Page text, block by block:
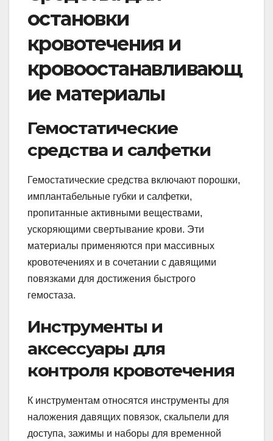
остановки
кровотечения и
кровоостанавливающ
ие материалы
Гемостатические
средства и салфетки
Гемостатические средства включают порошки,
имплантабельные губки и салфетки,
пропитанные активными веществами,
ускоряющими свертывание крови. Эти
материалы применяются при массивных
кровотечениях и в сочетании с давящими
повязками для достижения быстрого
гемостаза.
Инструменты и
аксессуары для
контроля кровотечения
К инструментам относятся инструменты для
наложения давящих повязок, скальпели для
доступа, зажимы и наборы для временной